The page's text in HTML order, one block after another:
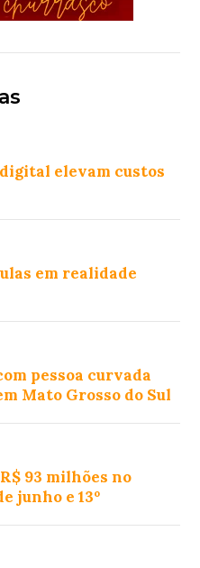
elevam custos
em realidade
pessoa curvada
Mato Grosso do Sul
93 milhões no
junho e 13º